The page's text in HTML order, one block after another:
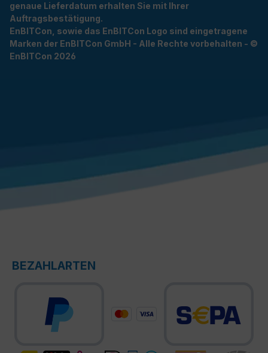
genaue Lieferdatum erhalten Sie mit Ihrer
Auftragsbestätigung.
EnBITCon, sowie das EnBITCon Logo sind eingetragene
Marken der EnBITCon GmbH - Alle Rechte vorbehalten - ©
EnBITCon 2026
BEZAHLARTEN